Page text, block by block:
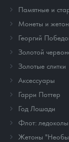
Памятные и
Монеты и
Георгий
Золотой
Золотые слитки
Аксессуары
Гарри Поттер
Год Лошади
Флот:
Жетоны